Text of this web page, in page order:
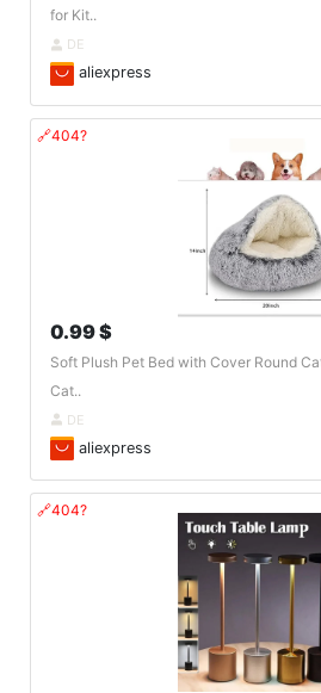
for Kit..
DE
aliexpress
🔗404?
0.99 $
Soft Plush Pet Bed with Cover Round
Cat..
DE
aliexpress
🔗404?